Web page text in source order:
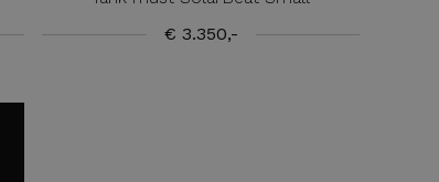
€ 3.350,-